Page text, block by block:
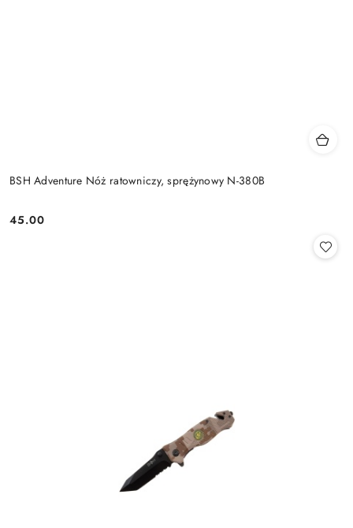
BSH Adventure Nóż ratowniczy, sprężynowy N-380B
Cena:
45.00